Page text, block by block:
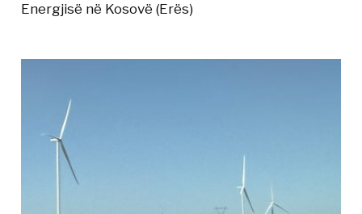
Energjisë në Kosovë (Erës)